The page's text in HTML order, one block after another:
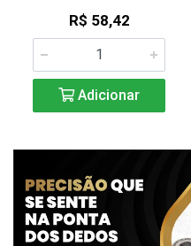
R$ 58,42
Adicionar